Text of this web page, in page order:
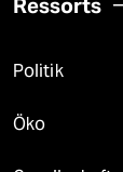
Politik
Öko